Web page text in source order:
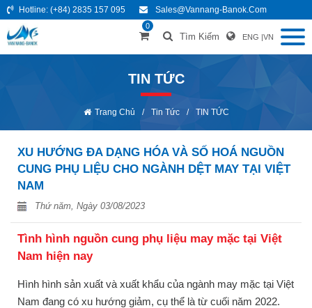
Hotline: (+84) 2835 157 095 Sales@vannang-Banok.com
0
Tìm Kiếm ENG |VN
TIN TỨC
Trang Chủ / Tin Tức / TIN TỨC
XU HƯỚNG ĐA DẠNG HÓA VÀ SỐ HOÁ NGUỒN
CUNG PHỤ LIỆU CHO NGÀNH DỆT MAY TẠI VIỆT
NAM
Thứ năm, Ngày 03/08/2023
Tình hình nguồn cung phụ liệu may mặc tại Việt
Nam hiện nay
Hình hình sản xuất và xuất khẩu của ngành may mặc tại Việt
Nam đang có xu hướng giảm, cụ thể là từ cuối năm 2022.